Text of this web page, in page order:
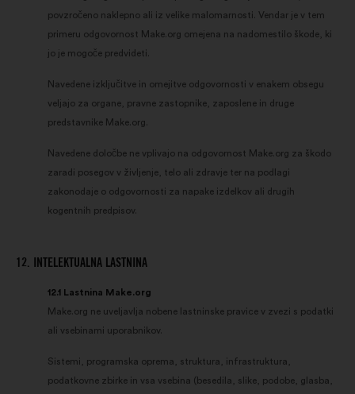
povzročeno naklepno ali iz velike malomarnosti. Vendar je v tem
primeru odgovornost Make.org omejena na nadomestilo škode, ki
jo je mogoče predvideti.
Navedene izključitve in omejitve odgovornosti v enakem obsegu
veljajo za organe, pravne zastopnike, zaposlene in druge
predstavnike Make.org.
Navedene določbe ne vplivajo na odgovornost Make.org za škodo
zaradi posegov v življenje, telo ali zdravje ter na podlagi
zakonodaje o odgovornosti za napake izdelkov ali drugih
kogentnih predpisov.
12. INTELEKTUALNA LASTNINA
12.1 Lastnina Make.org
Make.org ne uveljavlja nobene lastninske pravice v zvezi s podatki
ali vsebinami uporabnikov.
Sistemi, programska oprema, struktura, infrastruktura,
podatkovne zbirke in vsa vsebina (besedila, slike, podobe, glasba,